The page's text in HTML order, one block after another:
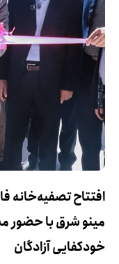
افتتاح
مینو شرق با حضور
خودکفایی آزادگان